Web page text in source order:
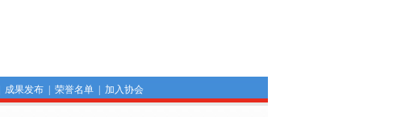
成果发布| 荣誉名单| 加入协会